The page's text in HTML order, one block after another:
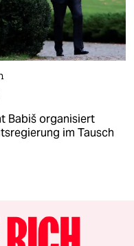
Babiš organisiert
im Tausch